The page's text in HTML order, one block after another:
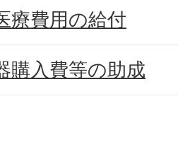
療費用の給付
購入費等の助成